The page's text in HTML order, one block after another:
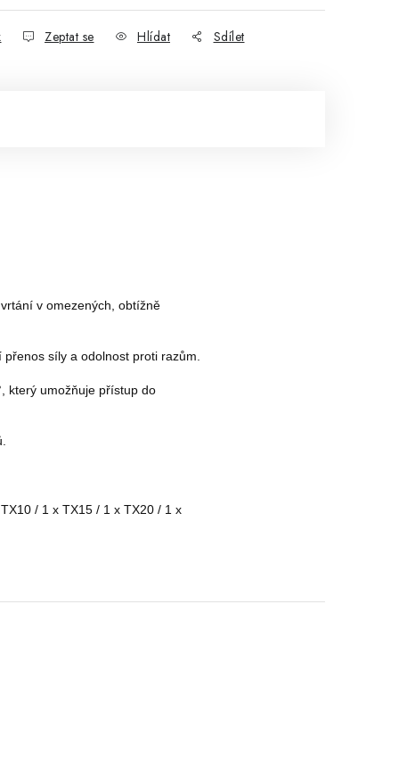
Zeptat se Hlídat Sdílet
v omezených, obtížně
síly a odolnost proti razům.
který umožňuje přístup do
/ 1 x TX15 / 1 x TX20 / 1 x